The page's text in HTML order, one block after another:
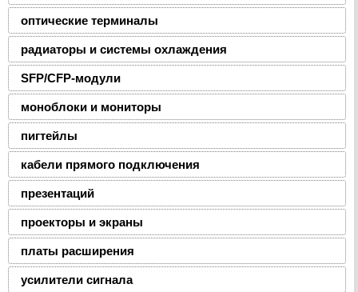
оптические терминалы
радиаторы и системы охлаждения
SFP/CFP-модули
моноблоки и мониторы
пигтейлы
кабели прямого подключения
презентаций
проекторы и экраны
платы расширения
усилители сигнала